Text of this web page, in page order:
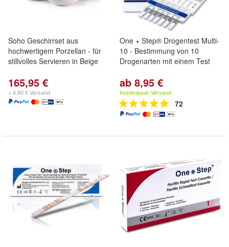
Soho Geschirrset aus
hochwertigem Porzellan - für
stillvolles Servieren in Beige
165,95 €
+ 4,90 € Versand
One + Step® Drogentest Multi-
10 - Bestimmung von 10
Drogenarten mit einem Test
ab 8,95 €
Kostenloser Versand
72